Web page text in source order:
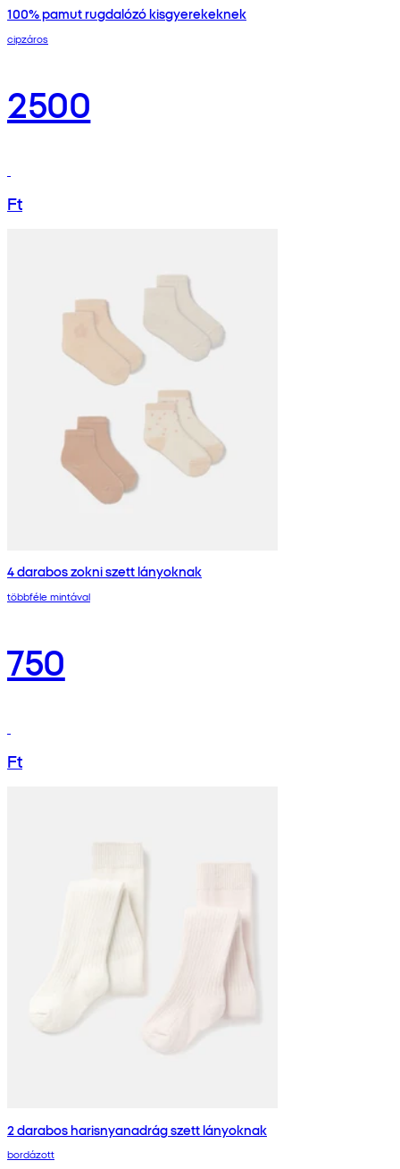
100% pamut rugdalózó kisgyerekeknek
cipzáros
2500
Ft
4 darabos zokni szett lányoknak
többféle mintával
750
Ft
2 darabos harisnyanadrág szett lányoknak
bordázott